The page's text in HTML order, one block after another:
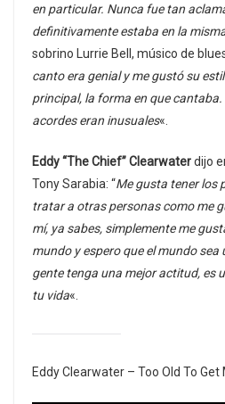
en particular. Nunca fue tan
definitivamente estaba en la
sobrino Lurrie Bell, músico de
canto era genial y me gustó su
principal, la forma en que
acordes eran inusuales«.
Eddy “The Chief” Clearwaterdijo
Tony Sarabia: “Me gusta tener los
tratar a otras personas como me
mí, ya sabes, simplemente me
mundo y espero que el mundo sea
gente tenga una mejor actitud, es
tu vida«.
Eddy Clearwater – Too Old To Get